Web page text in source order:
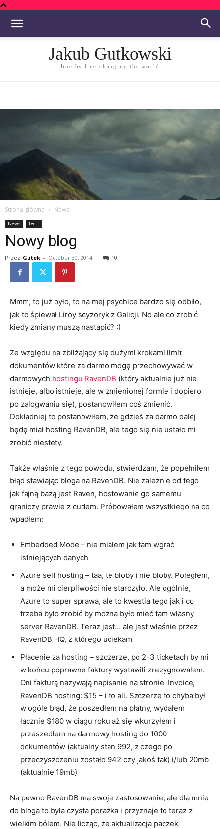
Jakub Gutkowski
line by line changing the world
Strona główna News
News Tech
Nowy blog
Przez Gutek - October 30, 2014 10
Mmm, to już było, to na mej psychice bardzo się odbiło,
jak to śpiewał Liroy scyzoryk z Galicji. No ale co zrobić
kiedy zmiany muszą nastąpić? :)
Ze względu na zbliżający się dużymi krokami limit
dokumentów które za darmo mogę przechowywać w
darmowych hostingu RavenDB (który aktualnie już nie
istnieje, albo istnieje, ale w zmienionej formie i dopiero
po zalogwaniu się), postanowiłem coś zmienić.
Dokładniej to postanowiłem, że gdzieś za darmo dalej
będę miał hosting RavenDB, ale tego się nie ustało mi
zrobić niestety.
Także właśnie z tego powodu, stwierdzam, że popełniłem
błąd stawiając bloga na RavenDB. Nie zależnie od tego
jak fajną bazą jest Raven, hostowanie go samemu
graniczy prawie z cudem. Próbowałem wszystkiego na co
wpadłem:
Embedded Mode – nie miałem jak tam wgrać
istniejących danych
Azure self hosting – taa, te bloby i nie bloby. Poległem,
a może mi cierpliwości nie starczyło. Ale ogólnie,
Azure to super sprawa, ale to kwestia tego jak i co
trzeba było zrobić by można było mieć tam własny
server RavenDB. Teraz jest… ale jest właśnie przez
RavenDB HQ, z którego uciekam
Płacenie za hosting – szczerze, po 2-3 ticketach by mi
w końcu poprawne faktury wystawili zrezygnowałem.
Oni fakturą nazywają napisanie na stronie: Invoice,
RavenDB hosting: $15 – i to all. Szczerze to chyba był
w ogóle błąd, że poszedłem na płatny, wydałem
łącznie $180 w ciągu roku aż się wkurzyłem i
przeszedłem na darmowy hosting do 1000
dokumentów (aktualny stan 992, z czego po
przeczyszczeniu zostało 942 czy jakoś tak) i/lub 20mb
(aktualnie 19mb)
Na pewno RavenDB ma swoje zastosowanie, ale dla mnie
do bloga to była czysta porażka i przyznaje to teraz z
wielkim bólem. Nie licząc, że aktualizacja paczek